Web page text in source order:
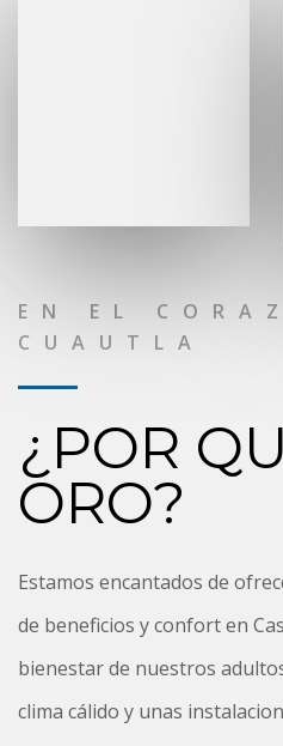
EN EL
CUAUTLA
¿POR
ORO?
Estamos encantados de
de beneficios y confort en
bienestar de nuestros
clima cálido y unas